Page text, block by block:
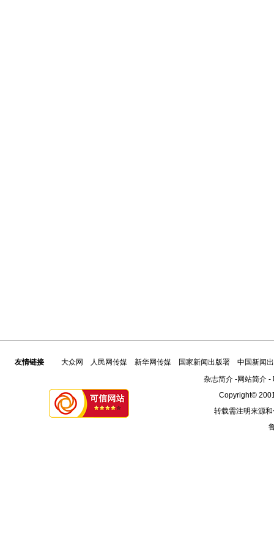
友情链接 大众网 人民网传媒 新华网传媒 国家新闻出版署
中国新闻
杂志简介-网站简介-
Copyright©
转载需注明来源